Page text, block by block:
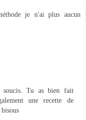
je n'ai plus aucun
Tu as bien fait
une recette de